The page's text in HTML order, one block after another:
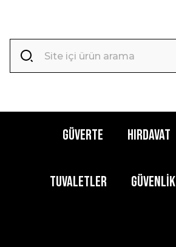
GÜVERTE HIRDAVAT
TUVALETLER GÜVENLİK